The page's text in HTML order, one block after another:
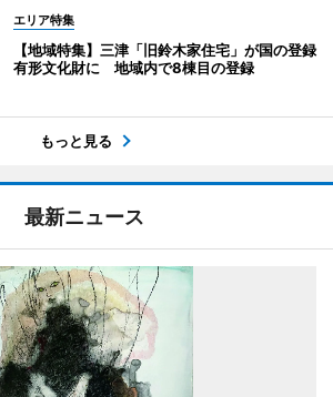
エリア特集
【地域特集】三津「旧鈴木家住宅」が国の登録
有形文化財に 地域内で8棟目の登録
もっと見る
最新ニュース